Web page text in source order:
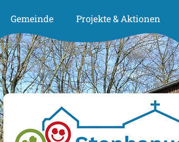
Gemeinde Projekte & Aktionen